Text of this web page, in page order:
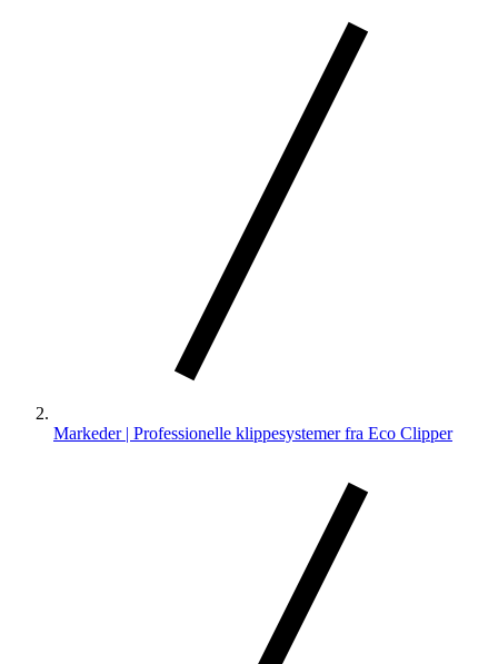
Markeder | Professionelle klippesystemer fra Eco Clipper